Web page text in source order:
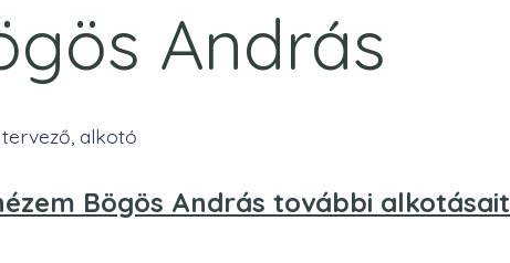
András
alkotó
Bögös András további alkotásait